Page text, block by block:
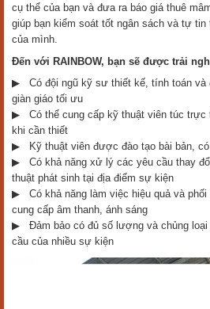
cụ thể của bạn và đưa ra báo giá thuê
giúp bạn kiểm soát tốt ngân sách và tự
của mình.
Đến với RAINBOW, bạn sẽ được trải
▶ Có đội ngũ kỹ sư thiết kế, tính toán và
giàn giáo tối ưu
▶ Có thể cung cấp kỹ thuật viên túc trực
khi cần thiết
▶ Kỹ thuật viên được đào tạo bài bản, có
▶ Có khả năng xử lý các yêu cầu thay
thuật phát sinh tại địa điểm sự kiện
▶ Có khả năng làm việc hiệu quả và phối
cung cấp âm thanh, ánh sáng
▶ Đảm bảo có đủ số lượng và chủng loại
cầu của nhiều sự kiện